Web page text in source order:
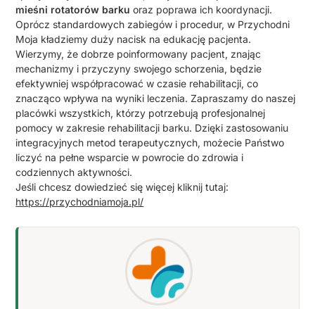
mieśni rotatorów barku oraz poprawa ich koordynacji.
Oprócz standardowych zabiegów i procedur, w Przychodni
Moja kładziemy duży nacisk na edukację pacjenta.
Wierzymy, że dobrze poinformowany pacjent, znając
mechanizmy i przyczyny swojego schorzenia, będzie
efektywniej współpracować w czasie rehabilitacji, co
znacząco wpływa na wyniki leczenia. Zapraszamy do naszej
placówki wszystkich, którzy potrzebują profesjonalnej
pomocy w zakresie rehabilitacji barku. Dzięki zastosowaniu
integracyjnych metod terapeutycznych, możecie Państwo
liczyć na pełne wsparcie w powrocie do zdrowia i
codziennych aktywności.
Jeśli chcesz dowiedzieć się więcej kliknij tutaj:
https://przychodniamoja.pl/